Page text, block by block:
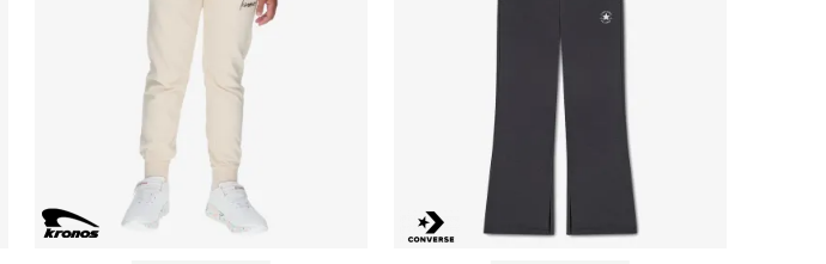
Uporedi Uporedi